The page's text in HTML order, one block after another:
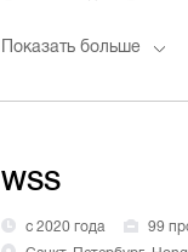
Показать больше
WSS
с 2020 года 99